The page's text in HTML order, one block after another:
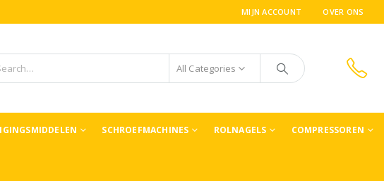
MIJN ACCOUNT OVER ONS
All Categories
SCHROEFMACHINES ROLNAGELS COMPRESSOREN